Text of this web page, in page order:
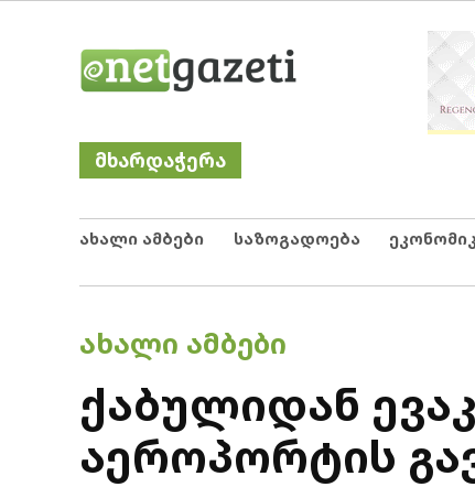
Netgazeti
მხარდაჭერა
ახალი ამბები საზოგადოება
POSTED
ᲐᲮᲐᲚᲘ ᲐᲛᲑᲔᲑᲘ
ქაბულიდან
აეროპორტის